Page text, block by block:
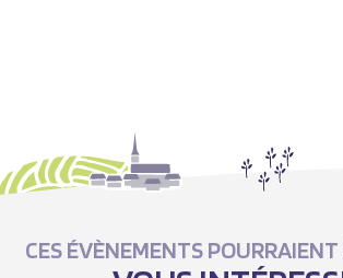
CES ÉVÈNEMENTS